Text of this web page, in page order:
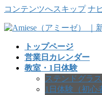
コンテンツへスキップ ナ
トップページ
営業日カレンダー
教室・1日体験
ステンドグラ
1日体験（初心